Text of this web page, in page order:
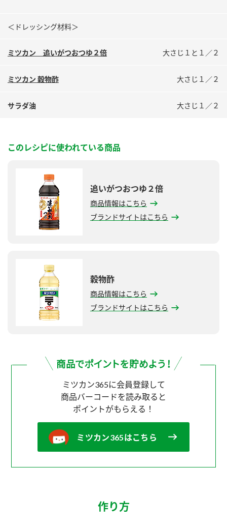
＜ドレッシング材料＞
ミツカン 追いがつおつゆ２倍 大さじ１と１／２
ミツカン 穀物酢 大さじ１／２
サラダ油 大さじ１／２
このレシピに使われている商品
追いがつおつゆ２倍
商品情報はこちら
ブランドサイトはこちら
穀物酢
商品情報はこちら
ブランドサイトはこちら
ミツカン365に会員登録して
商品バーコードを読み取ると
ポイントがもらえる！
ミツカン365はこちら
作り方